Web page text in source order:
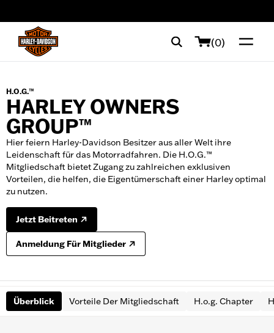
(0)
H.O.G.™
HARLEY OWNERS
GROUP™
Hier feiern Harley-Davidson Besitzer aus aller Welt ihre
Leidenschaft für das Motorradfahren. Die H.O.G.™
Mitgliedschaft bietet Zugang zu zahlreichen exklusiven
Vorteilen, die helfen, die Eigentümerschaft einer Harley optimal
zu nutzen.
Jetzt Beitreten
Anmeldung Für Mitglieder
Überblick Vorteile Der Mitgliedschaft H.o.g. Chapter